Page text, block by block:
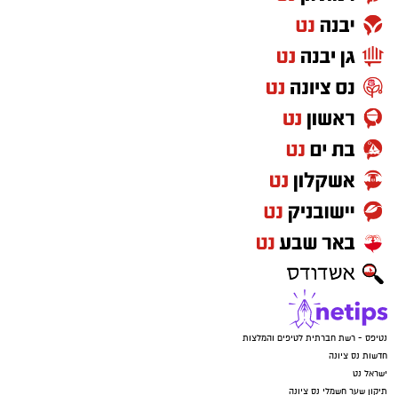
נטיפס - רשת חברתית לטיפים והמלצות
חדשות נס ציונה
ישראל נט
תיקון שער חשמלי נס ציונה